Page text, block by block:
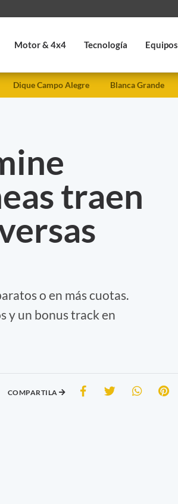
Motor & 4x4 Tecnología Equipos
Dique Campo Alegre Blanca Grande
traen
o en más cuotas.
y un bonus track en
COMPARTILA